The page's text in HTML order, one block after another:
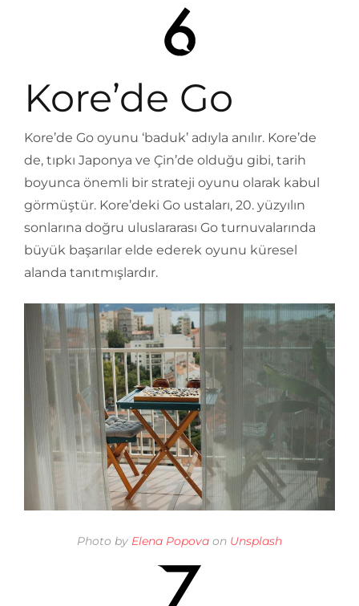
Kore’de Go
Kore’de Go oyunu ‘baduk’ adıyla anılır. Kore’de
de, tıpkı Japonya ve Çin’de olduğu gibi, tarih
boyunca önemli bir strateji oyunu olarak kabul
görmüştür. Kore’deki Go ustaları, 20. yüzyılın
sonlarına doğru uluslararası Go turnuvalarında
büyük başarılar elde ederek oyunu küresel
alanda tanıtmışlardır.
Photo by Elena Popova on Unsplash